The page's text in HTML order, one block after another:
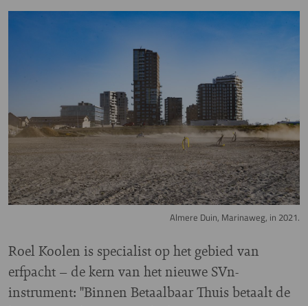
Almere Duin, Marinaweg, in 2021.
Roel Koolen is specialist op het gebied van
erfpacht – de kern van het nieuwe SVn-
instrument: "Binnen Betaalbaar Thuis betaalt de